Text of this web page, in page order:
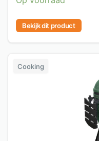
Bekijk dit product
Cooking